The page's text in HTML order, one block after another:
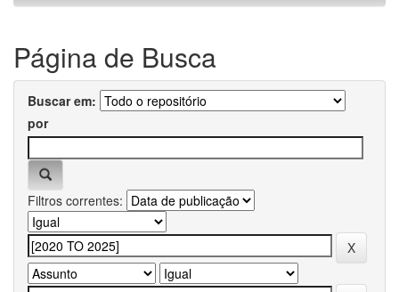
Página de Busca
Buscar em:
por
Filtros correntes: